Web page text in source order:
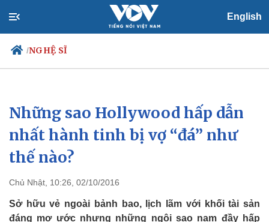
English
/NGHỆ SĨ
Chính trị
Đảng
Tổ chức nhân sự
Quốc hội
Xã hội
Tin 24h
Dự báo thời tiết
Những sao Hollywood hấp dẫn
nhất hành tinh bị vợ “đá” như
thế nào?
Chủ Nhật, 10:26, 02/10/2016
Sở hữu vẻ ngoài bảnh bao, lịch lãm với khối tài sản
đáng mơ ước nhưng những ngôi sao nam đầy hấp